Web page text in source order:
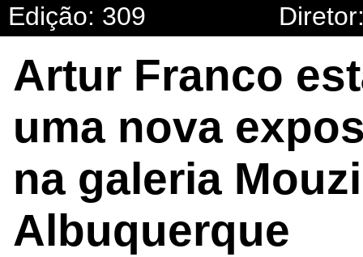
Edição: 309
Artur Franco
uma nova
na galeria
Albuquerque